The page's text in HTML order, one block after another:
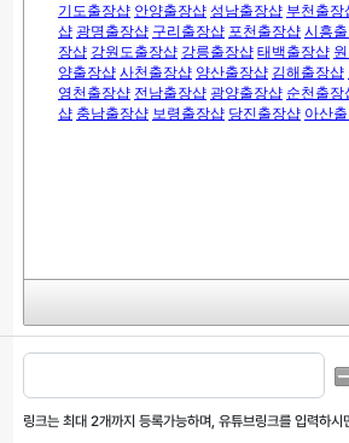
링크는 최대 2개까지 등록가능하며, 유튜브링크를 입력하